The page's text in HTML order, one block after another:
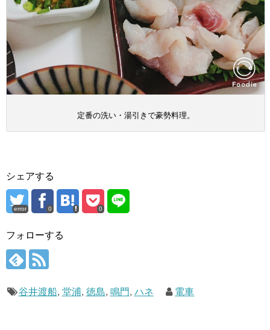
定番の洗い・湯引きで豪勢料理。
シェアする
error 0 0
フォローする
谷井渡船, 堂浦, 徳島, 鳴門, ハネ 電車